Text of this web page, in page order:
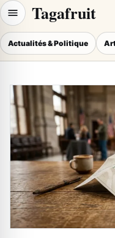
Tagafruit
Actualités & Politique